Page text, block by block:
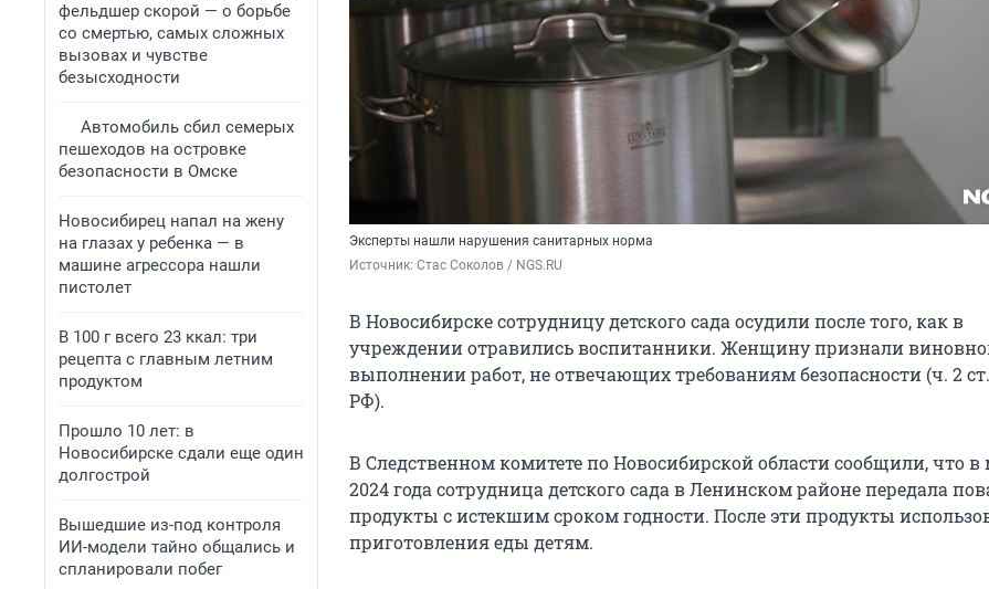
фельдшер скорой — о борьбе
со смертью, самых сложных
вызовах и чувстве
безысходности
Автомобиль сбил семерых
пешеходов на островке
безопасности в Омске
Новосибирец напал на жену
на глазах у ребенка — в
машине агрессора нашли
пистолет
В 100 г всего 23 ккал: три
рецепта с главным летним
продуктом
Прошло 10 лет: в
Новосибирске сдали еще один
долгострой
Вышедшие из-под контроля
ИИ-модели тайно общались и
спланировали побег
Эксперты нашли нарушения санитарных норма
Источник: Стас Соколов / NGS.RU
В Новосибирске сотрудницу детского сада осудили после того, как в
учреждении отравились воспитанники. Женщину признали
выполнении работ, не отвечающих требованиям безопасности (ч. 2
РФ).
В Следственном комитете по Новосибирской области сообщили, что в
2024 года сотрудница детского сада в Ленинском районе передала
продукты с истекшим сроком годности. После эти продукты
приготовления еды детям.